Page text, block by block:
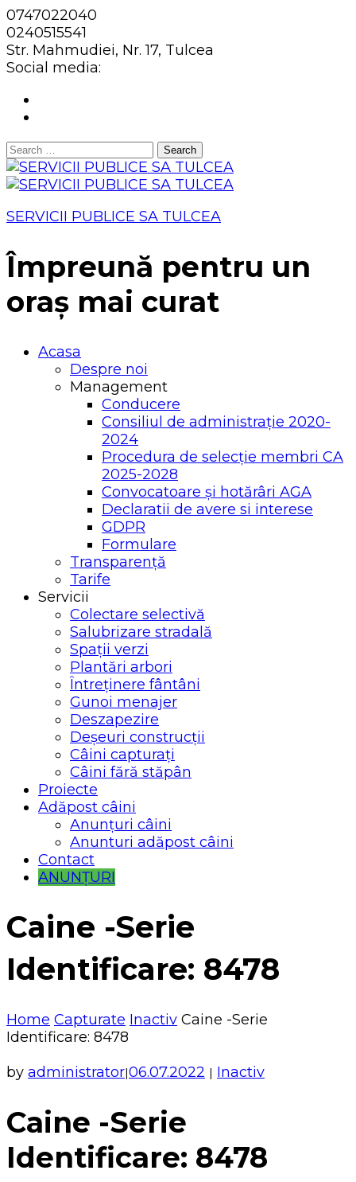
0747022040
0240515541
Str. Mahmudiei, Nr. 17, Tulcea
Social media:
Search
for:
SERVICII PUBLICE SA TULCEA
Împreună pentru un
oraș mai curat
Acasa
Despre noi
Management
Conducere
Consiliul de administrație 2020-
2024
Procedura de selecție membri CA
2025-2028
Convocatoare și hotărâri AGA
Declaratii de avere si interese
GDPR
Formulare
Transparență
Tarife
Servicii
Colectare selectivă
Salubrizare stradală
Spații verzi
Plantări arbori
Întreținere fântâni
Gunoi menajer
Deszapezire
Deșeuri construcții
Câini capturați
Câini fără stăpân
Proiecte
Adăpost câini
Anunțuri câini
Anunturi adăpost câini
Contact
ANUNȚURI
Caine -Serie
Identificare: 8478
Home Capturate Inactiv Caine -Serie
Identificare: 8478
by administrator|06.07.2022 | Inactiv
Caine -Serie
Identificare: 8478